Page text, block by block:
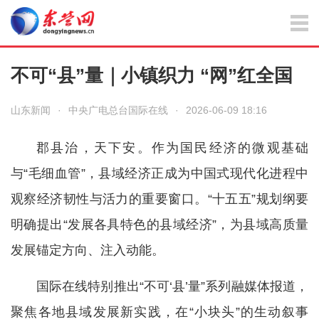
不可“县”量｜小镇织力 “网”红全国
山东新闻 · 中央广电总台国际在线 · 2026-06-09 18:16
郡县治，天下安。作为国民经济的微观基础
与“毛细血管”，县域经济正成为中国式现代化进程中
观察经济韧性与活力的重要窗口。“十五五”规划纲要
明确提出“发展各具特色的县域经济”，为县域高质量
发展锚定方向、注入动能。
国际在线特别推出“不可‘县’量”系列融媒体报道，
聚焦各地县域发展新实践，在“小块头”的生动叙事